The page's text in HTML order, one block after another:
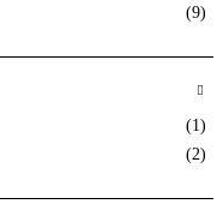
(9)
(1)
(2)